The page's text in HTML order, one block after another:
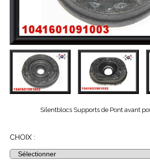
Silentblocs Supports de Pont avant
CHOIX :